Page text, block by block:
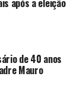
após a eleição
de 40 anos
Mauro